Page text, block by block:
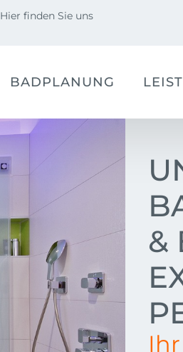
Hier finden Sie uns
BADPLANUNG
&